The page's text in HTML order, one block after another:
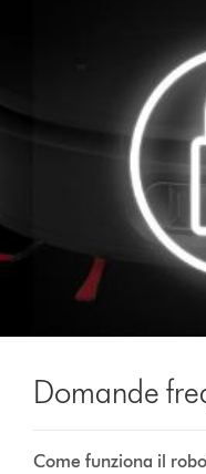
Domande
Come funziona il